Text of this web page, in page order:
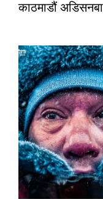
काठमाडौं